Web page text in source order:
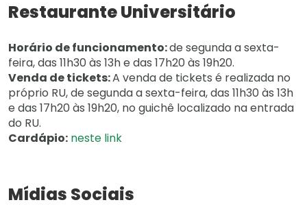
Restaurante Universitário
Horário de funcionamento:de segunda a sexta-
feira, das 11h30 às 13h e das 17h20 às 19h20.
Venda de tickets:A venda de tickets é realizada no
próprio RU, de segunda a sexta-feira, das 11h30 às 13h
e das 17h20 às 19h20, no guichê localizado na entrada
do RU.
Cardápio: neste link
Mídias Sociais